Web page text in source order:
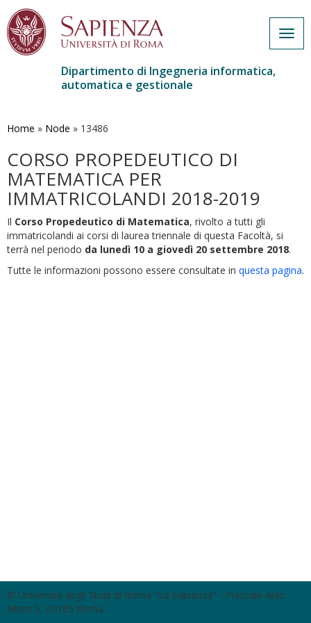
contenuto
Dipartimento di Ingegneria informatica,
automatica e gestionale
Home » Node » 13486
CORSO PROPEDEUTICO DI
MATEMATICA PER
IMMATRICOLANDI 2018-2019
Il Corso Propedeutico di Matematica, rivolto a tutti gli
immatricolandi ai corsi di laurea triennale di questa Facoltà, si
terrà nel periodo da lunedì 10 a giovedì 20 settembre 2018.
Tutte le informazioni possono essere consultate in questa pagina.
© Università degli Studi di Roma "La Sapienza" - Piazzale Aldo
Moro 5, 00185 Roma